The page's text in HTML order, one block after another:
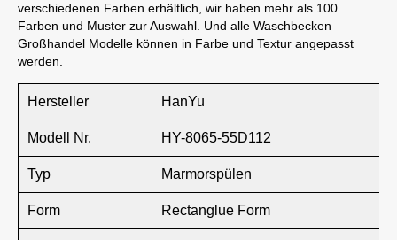
verschiedenen Farben erhältlich, wir haben mehr als 100
Farben und Muster zur Auswahl. Und alle Waschbecken
Großhandel Modelle können in Farbe und Textur angepasst
werden.
Hersteller HanYu
Modell Nr. HY-8065-55D112
Typ Marmorspülen
Form Rectanglue Form